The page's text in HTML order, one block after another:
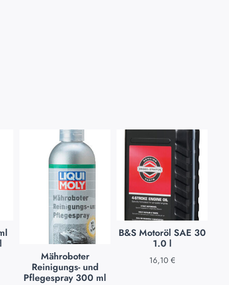
Mähroboter
Reinigungs- und
Pflegespray 300 ml
B&S Motoröl SAE 30
1.0 l
16,10 €